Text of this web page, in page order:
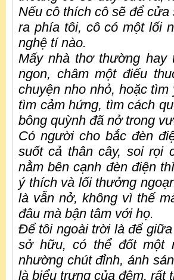
Nếu cô thích cô sẽ để
ra phía tôi, cô có một lối
nghệ tí nào.
Mấy nhà thơ thường hay
ngon, châm một điếu
chuyện nho nhỏ, hoặc
tìm cảm hứng, tìm cách
bông quỳnh đã nở trong
Có người cho bắc đèn
suốt cả thân cây, soi rọi
nằm bên cạnh đèn điện
ý thích và lối thưởng
là vẫn nở, không vì thế
đâu mà bận tâm với họ.
Để tôi ngoài trời là để
sở hữu, có thể đốt một
nhường chút đỉnh, ánh
là biểu trưng của đêm, rất